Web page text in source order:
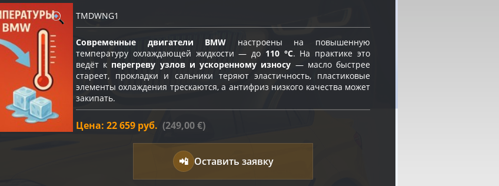
TMDWNG1
Современные двигатели BMW настроены на повышенную
температуру охлаждающей жидкости — до 110 °C. На практике это
ведёт к перегреву узлов и ускоренному износу — масло быстрее
стареет, прокладки и сальники теряют эластичность, пластиковые
элементы охлаждения трескаются, а антифриз низкого качества может
закипать.
Цена: 22 659 руб. (249,00 €)
📲 Оставить заявку